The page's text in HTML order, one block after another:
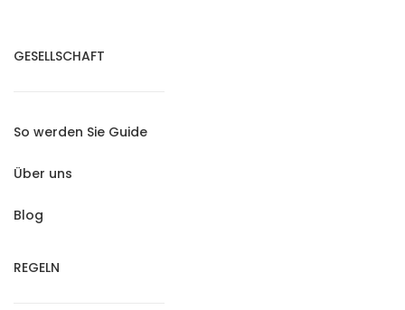
GESELLSCHAFT
So werden Sie Guide
Über uns
Blog
REGELN